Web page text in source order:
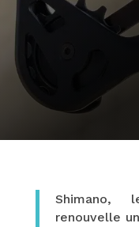
Shimano,
renouvelle